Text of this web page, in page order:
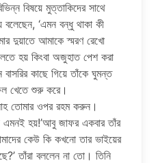
বিষয়ে মুত্তাকিদের সাথে
বলেছেন, ‘এমন বন্ধু থাকা কী
দুয়াতে আমাকে স্মরণ রেখো
হয় কিংবা অজুহাত পেশ করা
কাছে গিয়ে তাঁকে ঘুমন্ত
খেতে শুরু করে।
তোমার ওপর রহম করুন।
এমনই হয়!’আবু জাফর একবার তাঁর
কেউ কি কখনো তার ভাইয়ের
তাঁরা বললেন না তো। তিনি